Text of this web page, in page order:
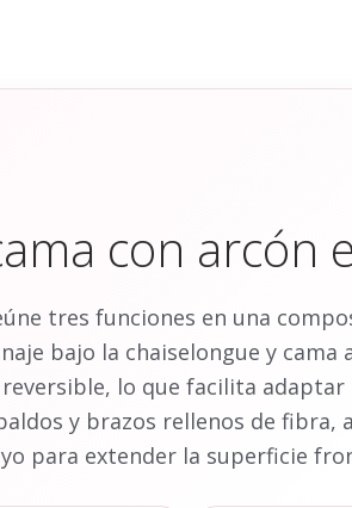
con arcón
tres funciones en una
bajo la chaiselongue y
lo que facilita
y brazos rellenos de fibra,
para extender la superficie